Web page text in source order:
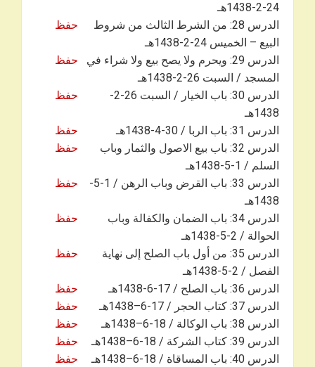
24-2-1438هـ
الدرس 28: من الشرط الثالث من شروط
البيع – الخميس 24-2-1438هـ
حفظ
الدرس 29: ويحرم ولا يصح بيع ولا شراء في
المسجد / السبت 26-2-1438هـ
حفظ
الدرس 30: باب الخيار / السبت 26-2-
1438هـ
حفظ
الدرس 31: باب الربا / 30-4-1438هـ
حفظ
الدرس 32: باب بيع الاصول والثمار وباب
السلم / 1-5-1438هـ
حفظ
الدرس 33: باب القرض وباب الرهن / 1-5-
1438هـ
حفظ
الدرس 34: باب الضمان والكفالة وباب
الحوالة / 2-5-1438هـ
حفظ
الدرس 35: من أول باب الصلح إلى نهاية
الفصل / 2-5-1438هـ
حفظ
الدرس 36: باب الصلح / 17-6-1438هـ
حفظ
الدرس 37: كتاب الحجر / 17-6–1438هـ
حفظ
الدرس 38: باب الوكالة / 18-6–1438هـ
حفظ
الدرس 39: كتاب الشركة / 18-6–1438هـ
حفظ
الدرس 40: باب المساقاة / 18-6–1438هـ
حفظ